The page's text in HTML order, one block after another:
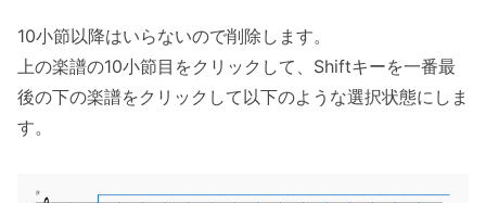
10小節以降はいらないので削除します。
上の楽譜の10小節目をクリックして、Shiftキーを一番最
後の下の楽譜をクリックして以下のような選択状態にしま
す。